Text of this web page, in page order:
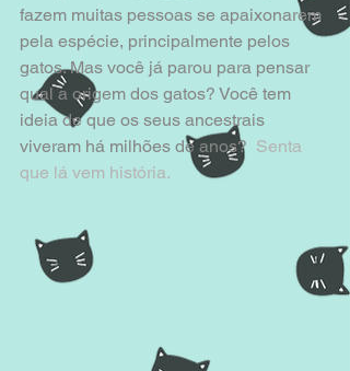
fazem muitas pessoas se apaixonarem
pela espécie, principalmente pelos
gatos. Mas você já parou para pensar
qual a origem dos gatos? Você tem
ideia de que os seus ancestrais
viveram há milhões de anos? Senta
que lá vem história.